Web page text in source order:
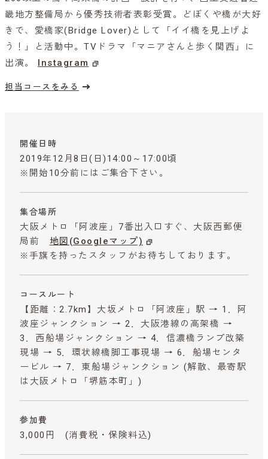
畿地方整備局から優秀技術者表彰受賞。どぼくや橋が大好
きで、愛橋家(Bridge Lover)として「イイ橋を見上げよ
う！」と活動中。TVドラマ「マニアさんと歩く関⻄」に
出演。 Instagram
担当コースをみる
開催日時
2019年12月8日(日)14:00～17:00頃
※開始10分前にはご集合下さい。
集合場所
大阪メトロ「阿波座」7番出入口すぐ、大阪西郵便
局前 地図(Googleマップ)
※手旗を持ったスタッフがお待ちしております。
コースルート
【距離：2.7km】大坂メトロ「阿波座」駅 → 1．阿
波座ジャンクション → 2．大阪港線の高架橋 →
3．西船場ジャンクション → 4．信濃橋ランプ改築
現場 → 5．環状線橋脚工事現場 → 6．船場センタ
ービル → 7．東船場ジャンクション (解散、最寄駅
は大阪メトロ「堺筋本町」)
参加費
3,000円 (消費税・保険料込)